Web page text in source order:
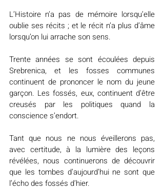
L’Histoire n’a pas de mémoire lorsqu’elle
oublie ses récits ; et le récit n’a plus d’âme
lorsqu’on lui arrache son sens.
Trente années se sont écoulées depuis
Srebrenica, et les fosses communes
continuent de prononcer le nom du jeune
garçon. Les fossés, eux, continuent d’être
creusés par les politiques quand la
conscience s’endort.
Tant que nous ne nous éveillerons pas,
avec certitude, à la lumière des leçons
révélées, nous continuerons de découvrir
que les tombes d’aujourd’hui ne sont que
l’écho des fossés d’hier.